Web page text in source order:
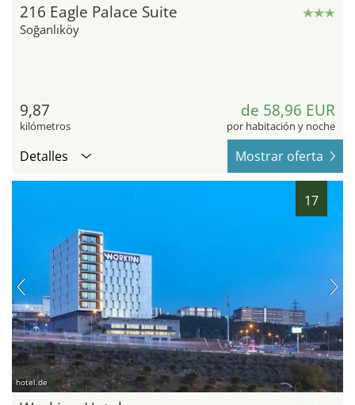
216 Eagle Palace Suite
Soğanlıköy
9,87
kilómetros
de 58,96 EUR
por habitación y noche
Detalles Mostrar oferta
17
hotel.de